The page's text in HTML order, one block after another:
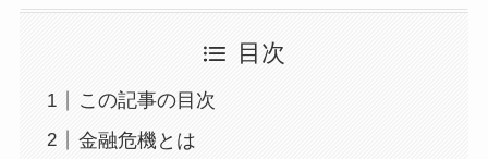
目次
この記事の目次
金融危機とは